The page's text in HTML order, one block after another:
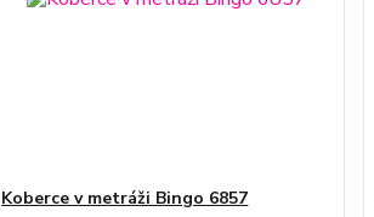
Koberce v metráži Bingo 6857